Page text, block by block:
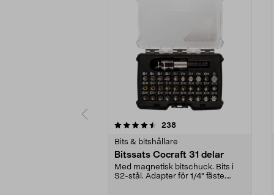
238recensioner
Bits & bitshållare
Bitssats Cocraft 31 delar
Med magnetisk bitschuck. Bits i
S2-stål. Adapter för 1/4" fäste.
4.0 av 5 stjärnor